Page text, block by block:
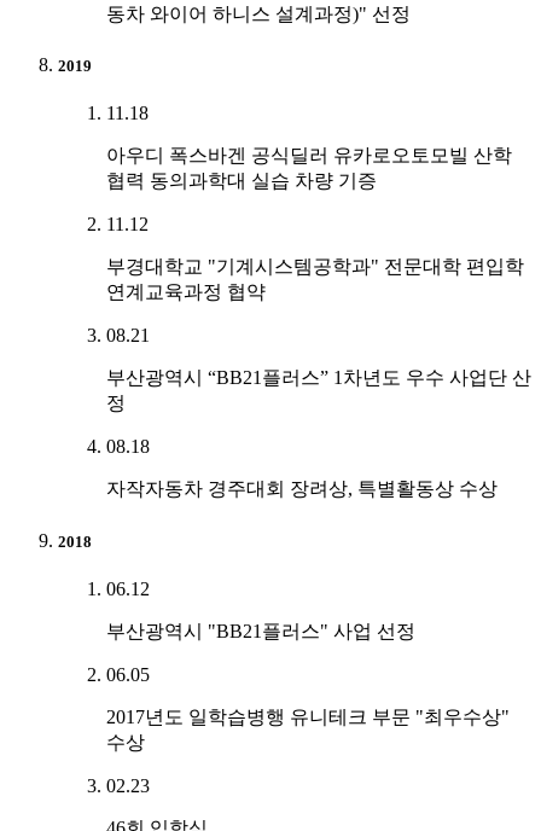
동차 와이어 하니스 설계과정)" 선정
2019
11.18
아우디 폭스바겐 공식딜러 유카로오토모빌 산학
협력 동의과학대 실습 차량 기증
11.12
부경대학교 "기계시스템공학과" 전문대학 편입학
연계교육과정 협약
08.21
부산광역시 “BB21플러스” 1차년도 우수 사업단 산
정
08.18
자작자동차 경주대회 장려상, 특별활동상 수상
2018
06.12
부산광역시 "BB21플러스" 사업 선정
06.05
2017년도 일학습병행 유니테크 부문 "최우수상"
수상
02.23